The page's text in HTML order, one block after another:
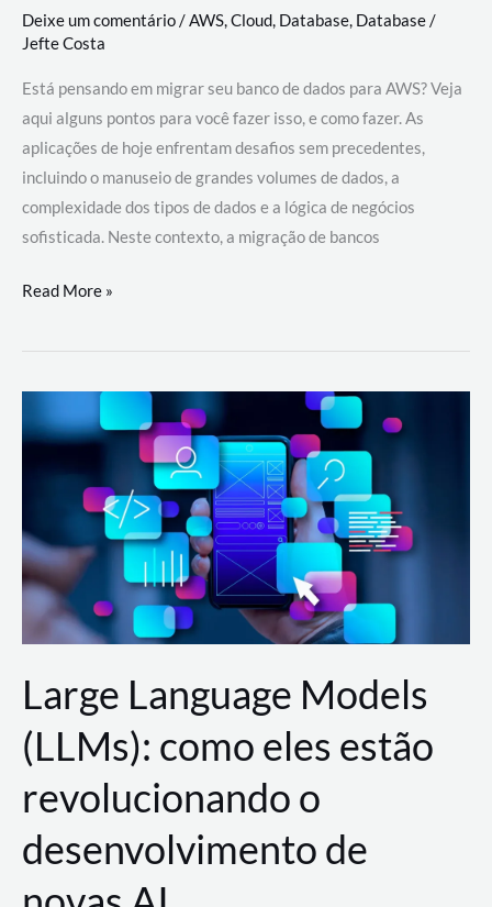
Deixe um comentário/AWS,Cloud, Database, Database/
Jefte Costa
Está pensando em migrar seu banco de dados para AWS? Veja
aqui alguns pontos para você fazer isso, e como fazer. As
aplicações de hoje enfrentam desafios sem precedentes,
incluindo o manuseio de grandes volumes de dados, a
complexidade dos tipos de dados e a lógica de negócios
sofisticada. Neste contexto, a migração de bancos
Por
migrar
de
a
AWS?
Read More »
Large Language Models
(LLMs): como eles estão
revolucionando o
desenvolvimento de